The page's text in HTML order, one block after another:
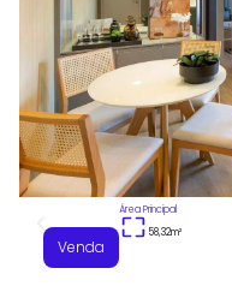
Venda
Área Principal
58,32m²